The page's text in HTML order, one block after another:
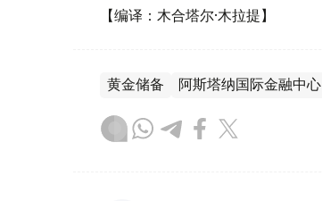
【编译：木合塔尔·木拉提】
黄金储备 阿斯塔纳国际金融中心